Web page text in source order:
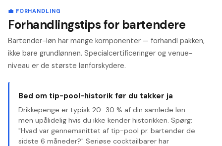
💼 FORHANDLING
Forhandlingstips for bartendere
Bartender-løn har mange komponenter — forhandl pakken,
ikke bare grundlønnen. Specialcertificeringer og venue-
niveau er de største lønforskydere.
Bed om tip-pool-historik før du takker ja
Drikkepenge er typisk 20–30 % af din samlede løn —
men upålidelig hvis du ikke kender historikken. Spørg:
"Hvad var gennemsnittet af tip-pool pr. bartender de
sidste 6 måneder?" Seriøse cocktailbarer har